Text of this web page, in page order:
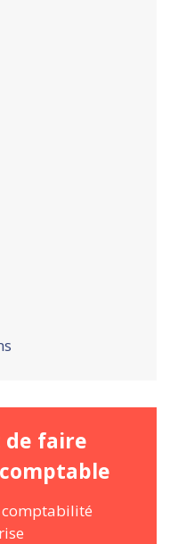
de faire
comptabilité